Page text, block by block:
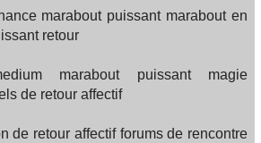
marabout puissant marabout en
retour
marabout puissant magie
de retour affectif
de retour affectif forums de rencontre